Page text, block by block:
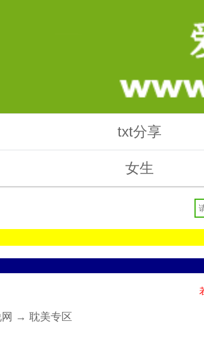
txt分享
女生
→ 耽美专区